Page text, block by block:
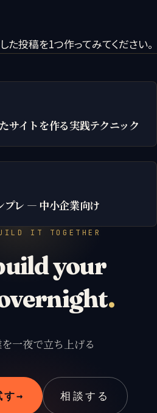
た投稿を1つ作ってみてください。
サイトを作る実践テクニック
プレ — 中小企業向け
IT TOGETHER
your
.
一夜で立ち上げる
→ 相談する